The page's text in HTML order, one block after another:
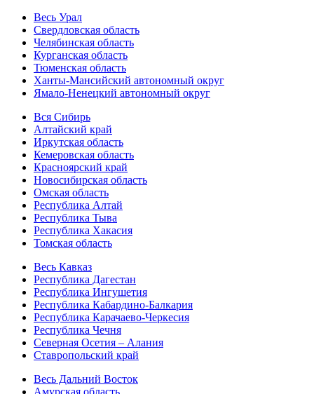
Весь Урал
Свердловская область
Челябинская область
Курганская область
Тюменская область
Ханты-Мансийский автономный округ
Ямало-Ненецкий автономный округ
Вся Сибирь
Алтайский край
Иркутская область
Кемеровская область
Красноярский край
Новосибирская область
Омская область
Республика Алтай
Республика Тыва
Республика Хакасия
Томская область
Весь Кавказ
Республика Дагестан
Республика Ингушетия
Республика Кабардино-Балкария
Республика Карачаево-Черкесия
Республика Чечня
Северная Осетия – Алания
Ставропольский край
Весь Дальний Восток
Амурская область